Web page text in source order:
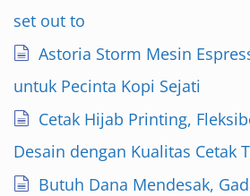
set out to
Astoria Storm Mesin
untuk Pecinta Kopi Sejati
Cetak Hijab Printing,
Desain dengan Kualitas Cetak
Butuh Dana Mendesak,